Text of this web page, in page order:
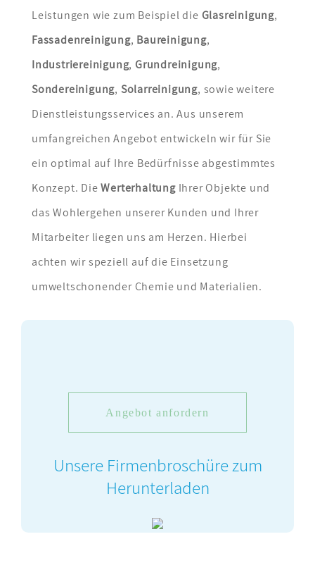
Leistungen wie zum Beispiel die Glasreinigung,
Fassadenreinigung, Baureinigung,
Industriereinigung, Grundreinigung,
Sondereinigung, Solarreinigung, sowie weitere
Dienstleistungsservices an. Aus unserem
umfangreichen Angebot entwickeln wir für Sie
ein optimal auf Ihre Bedürfnisse abgestimmtes
Konzept. DieWerterhaltungIhrer Objekte und
das Wohlergehen unserer Kunden und Ihrer
Mitarbeiter liegen uns am Herzen. Hierbei
achten wir speziell auf die Einsetzung
umweltschonender Chemie und Materialien.
Angebot anfordern
Unsere Firmenbroschüre zum
Herunterladen